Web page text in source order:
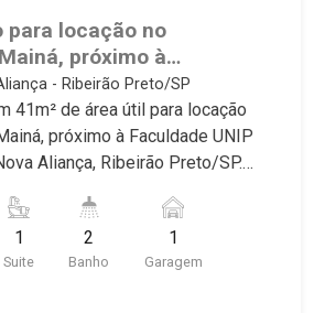
para locação no
próximo à
- Ribeirão Preto/SP.
- Ribeirão Preto/SP
41m² de área útil para locação
próximo à Faculdade UNIP
Aliança, Ribeirão Preto/SP.
selecionou para você: -
- 1 suite com armários e ar-
social - Sala 2
1
Suite
2
Banho
1
Garagem